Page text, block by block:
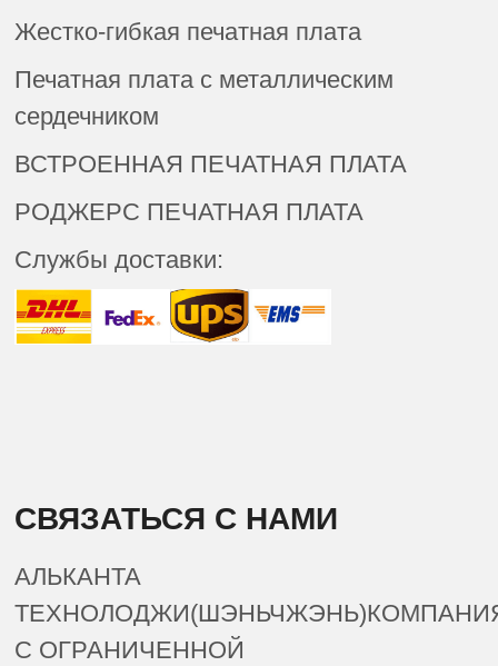
Жестко-гибкая печатная плата
Печатная плата с металлическим
сердечником
ВСТРОЕННАЯ ПЕЧАТНАЯ ПЛАТА
РОДЖЕРС ПЕЧАТНАЯ ПЛАТА
Службы доставки:
СВЯЗАТЬСЯ С НАМИ
АЛЬКАНТА
С ОГРАНИЧЕННОЙ